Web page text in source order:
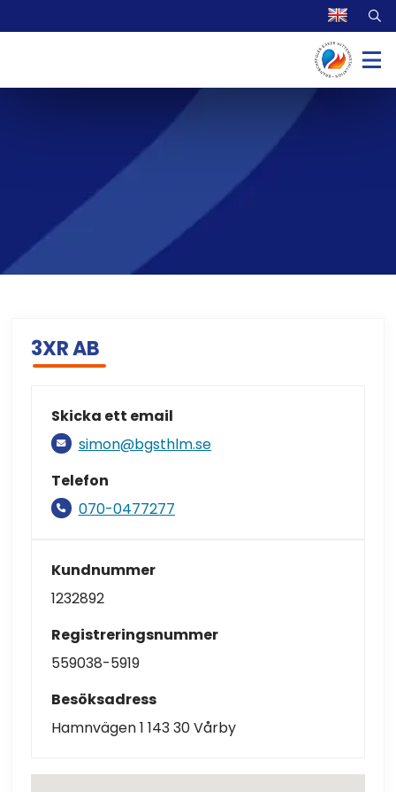
3XR AB
Skicka ett email
simon@bgsthlm.se
Telefon
070-0477277
Kundnummer
1232892
Registreringsnummer
559038-5919
Besöksadress
Hamnvägen 1 143 30 Vårby